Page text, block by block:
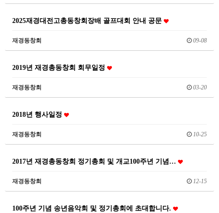
2025재경대전고총동창회장배 골프대회 안내 공문
재경동창회 09-08
2019년 재경총동창회 회무일정
재경동창회 03-20
2018년 행사일정
재경동창회 10-25
2017년 재경총동창회 정기총회 및 개교100주년 기념…
재경동창회 12-15
100주년 기념 송년음악회 및 정기총회에 초대합니다.